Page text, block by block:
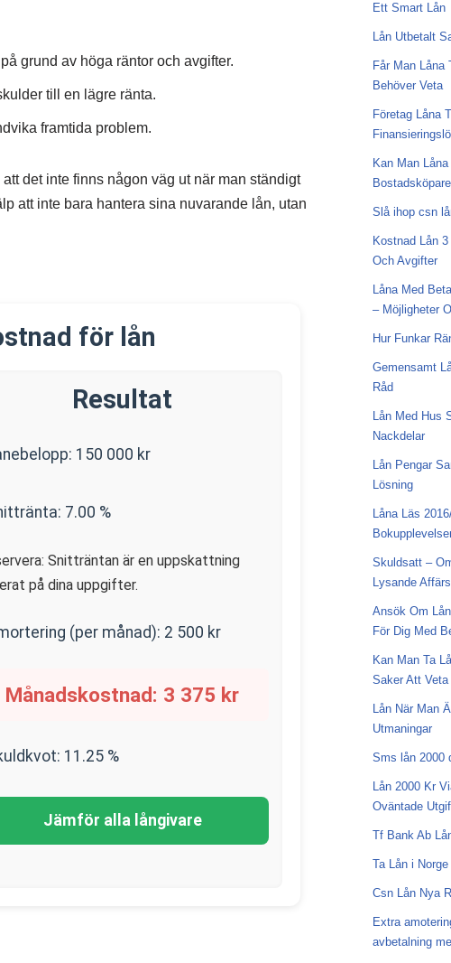
grund av höga räntor och avgifter.
till en lägre ränta.
framtida problem.
det inte finns någon väg ut när man ständigt
att inte bara hantera sina nuvarande lån, utan
för lån
Resultat
150 000 kr
7.00 %
Snitträntan är en uppskattning
på dina uppgifter.
(per månad): 2 500 kr
Månadskostnad: 3 375 kr
11.25%
Jämför alla långivare
Ett Smart Lån
Lån Utbetalt
Får Man Låna
Behöver Veta
Företag Låna
Kan Man
Bostadsköpare
Slå ihop csn
Kostnad Lån
Och Avgifter
Låna Med
– Möjligheter
Hur Funkar
Gemensamt
Råd
Lån Med Hus
Nackdelar
Lån Pengar
Lösning
Låna Läs
Skuldsatt –
Lysande
Ansök Om
För Dig Med
Kan Man Ta
Saker Att Veta
Lån När Man
Utmaningar
Sms lån 2000
Lån 2000 Kr
Oväntade
Tf Bank Ab
Ta Lån i
Csn Lån Nya
Extra
avbetalning